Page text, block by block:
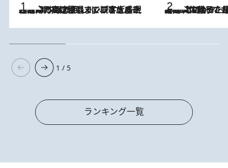
2026.8.7
「湘南乃風に憧れて」観客大盛上がりの“タオル回し”に、ラッパー顔負けの高速歌唱まで…さだまさし（74）のアグレッシブすぎる現在地 2026.8.5
【阿川佐和子さんの年とる力】なぜ70代で始めた趣味は“こんなに楽しい”のか？ ピアノ、俳句…スランプに陥っても続けられる“ある秘訣”とは
1 / 5
ランキング一覧